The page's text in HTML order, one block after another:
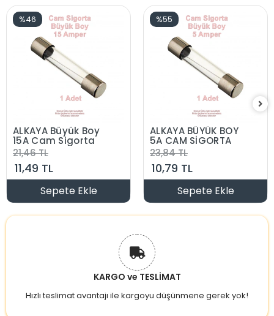
%46
ALKAYA Büyük Boy
15A Cam Sigorta
21,46 TL
11,49 TL
Sepete Ekle
%55
ALKAYA BÜYÜK BOY
5A CAM SİGORTA
23,84 TL
10,79 TL
Sepete Ekle
KARGO ve TESLİMAT
Hızlı teslimat avantajı ile kargoyu düşünmene gerek yok!